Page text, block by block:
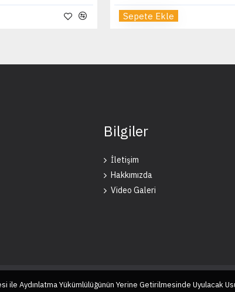
Sepete Ekle
Bilgiler
İletişim
Hakkımızda
Video Galeri
ile Aydınlatma Yükümlülüğünün Yerine Getirilmesinde Uyulacak